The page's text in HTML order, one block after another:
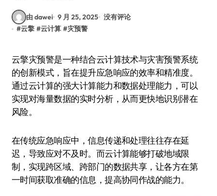
由 dawei 9 月 25, 2025 没有评论
#云擎 #云计算 #灾预警
云擎灾预警是一种结合云计算技术与灾害预警系统
的创新模式，旨在提升应急响应的效率和精准度。
通过云计算的强大计算能力和数据处理能力，可以
实现对海量数据的实时分析，从而更快地识别潜在
风险。
在传统应急响应中，信息传递和处理往往存在延
迟，导致应对不及时。而云计算能够打破地域限
制，实现跨区域、跨部门的数据共享，让各方在第
一时间获取准确的信息，提高协同作战的能力。